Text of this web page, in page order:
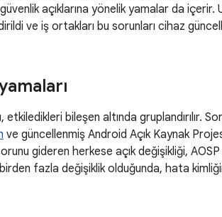
açıklarına yönelik yamalar da
ve iş ortakları bu sorunları cihaz
etkiledikleri bileşen altında gruplandırılır.
ve güncellenmiş Android Açık Kaynak
gideren herkese açık değişikliği,
fazla değişiklik olduğunda, hata